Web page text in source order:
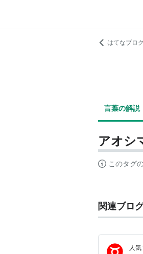
はてなブロ
言葉の解説
アオシ
このタグ
関連ブロ
人